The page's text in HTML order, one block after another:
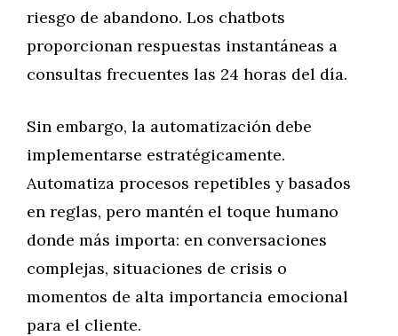
riesgo de abandono. Los chatbots
proporcionan respuestas instantáneas a
consultas frecuentes las 24 horas del día.
Sin embargo, la automatización debe
implementarse estratégicamente.
Automatiza procesos repetibles y basados
en reglas, pero mantén el toque humano
donde más importa: en conversaciones
complejas, situaciones de crisis o
momentos de alta importancia emocional
para el cliente.